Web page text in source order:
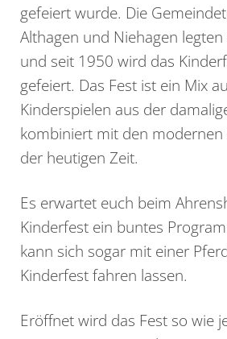
gefeiert wurde. Die
Althagen und Niehagen
und seit 1950 wird das
gefeiert. Das Fest ist ein Mix
Kinderspielen aus der
kombiniert mit den modernen
der heutigen Zeit.
Es erwartet euch beim
Kinderfest ein buntes
kann sich sogar mit einer
Kinderfest fahren lassen.
Eröffnet wird das Fest so wie